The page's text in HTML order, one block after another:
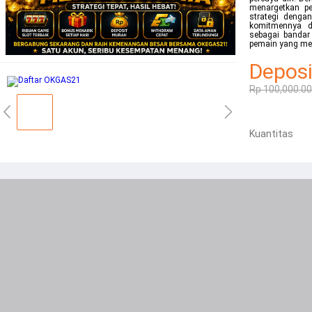
menargetkan
strategi
komitmennya
sebagai
pemain yang
Rp 100,000.00
Kuantitas